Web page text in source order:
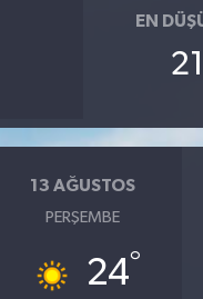
EN
21
13 AĞUSTOS
PERŞEMBE
24°